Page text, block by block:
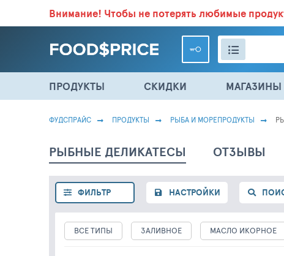
ВСЕ СКИДКИ И ВЫГОДНЫЕ ЦЕНЫ НА ПРОДУКТЫ В
Внимание! Чтобы не потерять любимые
ПРОДУКТЫ СКИДКИ МАГАЗИНЫ
ФУДСПРАЙС ПРОДУКТЫ РЫБА И МОРЕПРОДУКТЫ
РЫБНЫЕ ДЕЛИКАТЕСЫ ОТЗЫВЫ
ФИЛЬТР НАСТРОЙКИ
ВСЕ ТИПЫ ЗАЛИВНОЕ МАСЛО ИКОРНОЕ